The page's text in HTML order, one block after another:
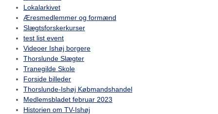
Lokalarkivet
Æresmedlemmer og formænd
Slægtsforskerkurser
test list event
Videoer Ishøj borgere
Thorslunde Slægter
Tranegilde Skole
Forside billeder
Thorslunde-Ishøj Købmandshandel
Medlemsbladet februar 2023
Historien om TV-Ishøj